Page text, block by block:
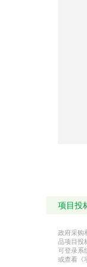
项目投
政府采购
品项目投
可登录系
或查看《